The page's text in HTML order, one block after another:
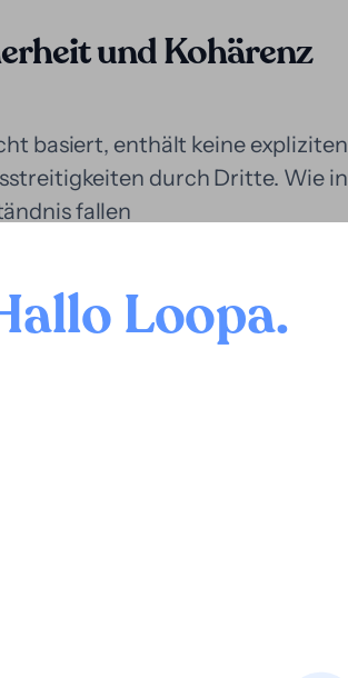
Loopa.
und Kohärenz
basiert, enthält keine expliziten
durch Dritte. Wie in
fallen
Recht möglich und stellt ein
zeigt.
die Finanzierung durch Dritte
nicht. Daher ermöglicht der